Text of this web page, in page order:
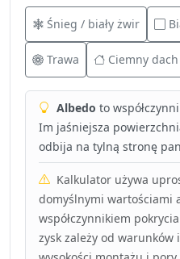
Śnieg / biały żwir
Trawa Ciemny
Albedo to
Im jaśniejsza
odbija na tylną stronę
Kalkulator używa
domyślnymi wartościami
współczynnikiem
zysk zależy od